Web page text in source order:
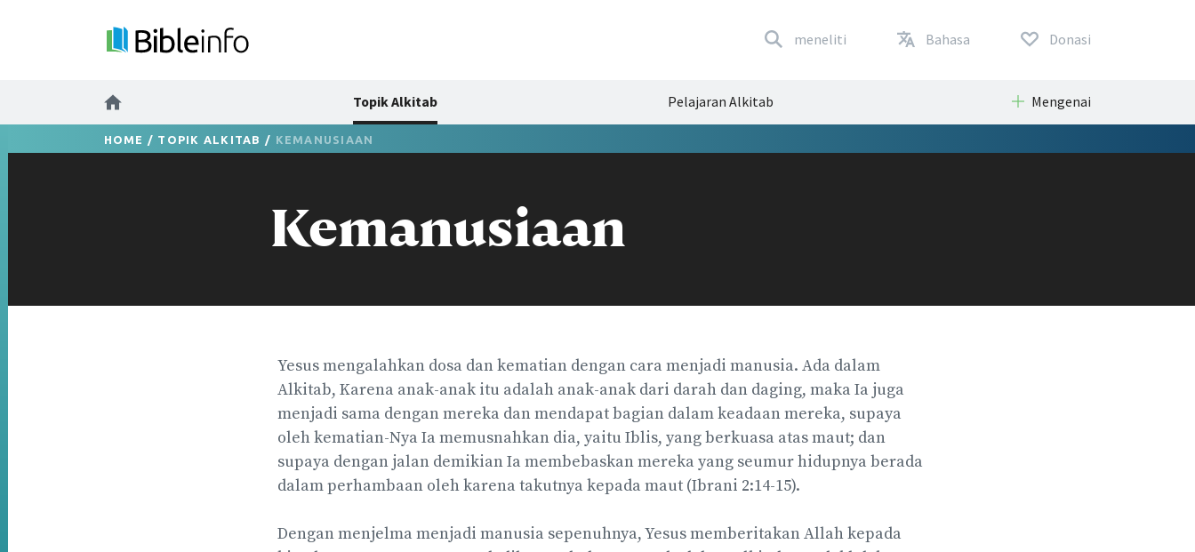
meneliti Bahasa Donasi
Topik Alkitab Pelajaran Alkitab Mengenai
HOME / TOPIK ALKITAB / KEMANUSIAAN
Kemanusiaan
Yesus mengalahkan dosa dan kematian dengan cara menjadi manusia. Ada dalam
Alkitab, Karena anak-anak itu adalah anak-anak dari darah dan daging, maka Ia juga
menjadi sama dengan mereka dan mendapat bagian dalam keadaan mereka, supaya
oleh kematian-Nya Ia memusnahkan dia, yaitu Iblis, yang berkuasa atas maut; dan
supaya dengan jalan demikian Ia membebaskan mereka yang seumur hidupnya berada
dalam perhambaan oleh karena takutnya kepada maut (Ibrani 2:14-15).
Dengan menjelma menjadi manusia sepenuhnya, Yesus memberitakan Allah kepada